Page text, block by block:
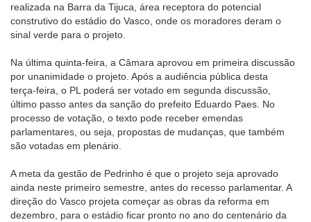
realizada na Barra da Tijuca, área receptora do potencial
construtivo do estádio do Vasco, onde os moradores deram o
sinal verde para o projeto.
Na última quinta-feira, a Câmara aprovou em primeira discussão
por unanimidade o projeto. Após a audiência pública desta
terça-feira, o PL poderá ser votado em segunda discussão,
último passo antes da sanção do prefeito Eduardo Paes. No
processo de votação, o texto pode receber emendas
parlamentares, ou seja, propostas de mudanças, que também
são votadas em plenário.
A meta da gestão de Pedrinho é que o projeto seja aprovado
ainda neste primeiro semestre, antes do recesso parlamentar. A
direção do Vasco projeta começar as obras da reforma em
dezembro, para o estádio ficar pronto no ano do centenário da